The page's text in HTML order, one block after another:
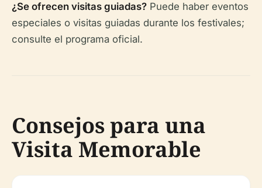
¿Se ofrecen visitas guiadas? Puede haber eventos
especiales o visitas guiadas durante los festivales;
consulte el programa oficial.
Consejos para una
Visita Memorable